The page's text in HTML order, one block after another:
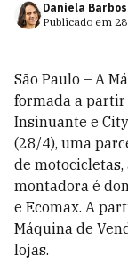
Daniela
Publicado em
São Paulo – A
formada a partir
Insinuante e
(28/4), uma
de motocicletas,
montadora é
e Ecomax. A
Máquina de
lojas.